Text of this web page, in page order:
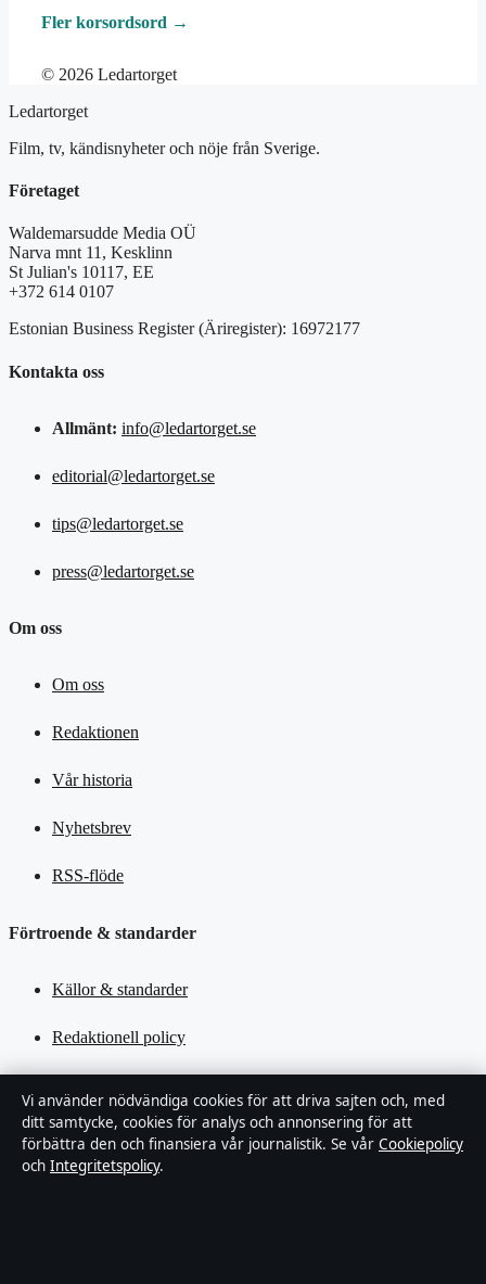
Fler korsordsord →
© 2026 Ledartorget
Ledartorget
Film, tv, kändisnyheter och nöje från Sverige.
Företaget
Waldemarsudde Media OÜ
Narva mnt 11, Kesklinn
St Julian's 10117, EE
+372 614 0107
Estonian Business Register (Äriregister): 16972177
Kontakta oss
Allmänt: info@ledartorget.se
editorial@ledartorget.se
tips@ledartorget.se
press@ledartorget.se
Om oss
Om oss
Redaktionen
Vår historia
Nyhetsbrev
RSS-flöde
Förtroende & standarder
Källor & standarder
Redaktionell policy
Tillgänglighetsredogörelse
Kändisar & integritet
Vi använder nödvändiga cookies för att driva sajten och, med
ditt samtycke, cookies för analys och annonsering för att
förbättra den och finansiera vår journalistik. Se vår Cookiepolicy
och Integritetspolicy.